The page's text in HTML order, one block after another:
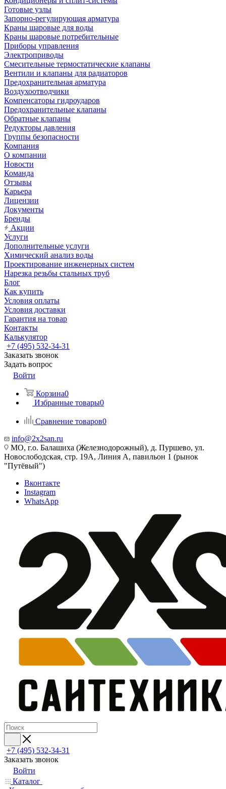
Готовые узлы
Запорно-регулирующая арматура
Краны шаровые для воды
Краны шаровые потребительные
Приборы управления
Электроприводы
Смесительные термостатические клапаны
Вентили и клапаны для радиаторов
Предохранительная арматура
Воздухоотводчики
Компенсаторы гидроударов
Предохранительные клапаны
Обратные клапаны
Редукторы давления
Группы безопасности
Компания
О компании
Новости
Команда
Отзывы
Карьера
Лицензии
Документы
Бренды
Акции
Услуги
Дополнительные услуги
Химический анализ воды
Проектирование инженерных систем
Нарезка резьбы стальных труб
Блог
Как купить
Условия оплаты
Условия доставки
Гарантия на товар
Контакты
Калькулятор
+7 (495) 532‑34‑31
Заказать звонок
Задать вопрос
Войти
Корзина0
Избранные товары0
Сравнение товаров0
info@2x2san.ru
МО, г.о. Балашиха (Железнодорожный), д. Пуршево, ул.
Новослободская, стр. 19А, Линия А, павильон 1 (рынок
"Путёвый")
Вконтакте
Instagram
WhatsApp
+7 (495) 532‑34‑31
Заказать звонок
Войти
Каталог